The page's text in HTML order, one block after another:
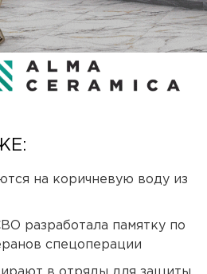
на коричневую воду из
разработала памятку по
спецоперации